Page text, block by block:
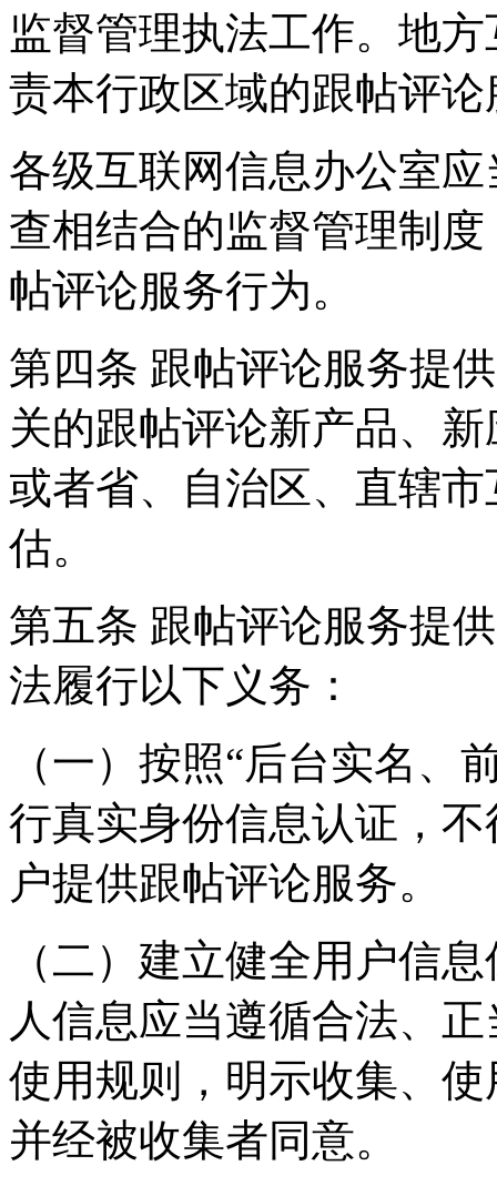
监督管理执法工作。地
责本行政区域的跟帖评
各级互联网信息办公室
查相结合的监督管理制
帖评论服务行为。
第四条 跟帖评论服务提
关的跟帖评论新产品、
或者省、自治区、直辖
估。
第五条 跟帖评论服务提
法履行以下义务：
（一）按照“后台实名、
行真实身份信息认证，
户提供跟帖评论服务。
（二）建立健全用户信
人信息应当遵循合法、
使用规则，明示收集、
并经被收集者同意。